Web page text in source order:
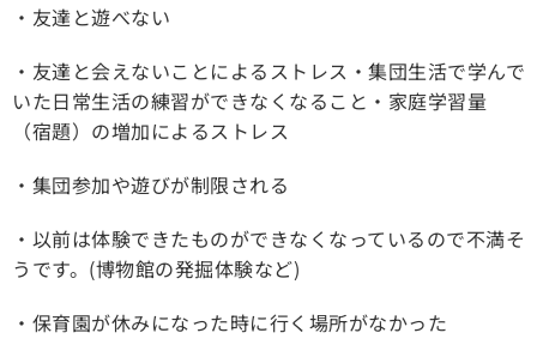
・友達と遊べない
・友達と会えないことによるストレス・集団生活で学んで
いた日常生活の練習ができなくなること・家庭学習量
（宿題）の増加によるストレス
・集団参加や遊びが制限される
・以前は体験できたものができなくなっているので不満そ
うです。(博物館の発掘体験など)
・保育園が休みになった時に行く場所がなかった